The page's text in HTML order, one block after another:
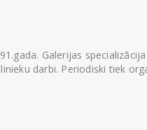
Galerijas
darbi. Periodiski tiek